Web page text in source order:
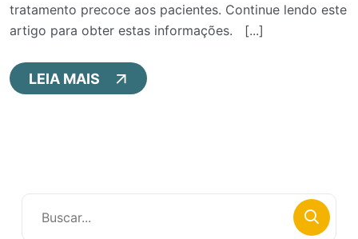
tratamento precoce aos pacientes. Continue lendo este
artigo para obter estas informações. [...]
LEIA MAIS